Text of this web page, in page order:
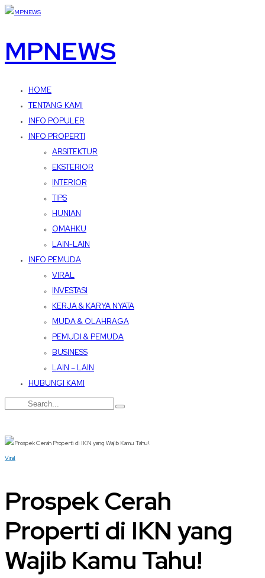
MPNEWS
HOME
TENTANG KAMI
INFO POPULER
INFO PROPERTI
ARSITEKTUR
EKSTERIOR
INTERIOR
TIPS
HUNIAN
OMAHKU
LAIN-LAIN
INFO PEMUDA
VIRAL
INVESTASI
KERJA & KARYA NYATA
MUDA & OLAHRAGA
PEMUDI & PEMUDA
BUSINESS
LAIN – LAIN
HUBUNGI KAMI
Viral
Prospek Cerah
Properti di IKN yang
Wajib Kamu Tahu!